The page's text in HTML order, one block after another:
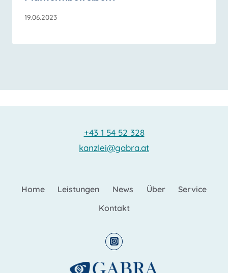
19.06.2023
+43 1 54 52 328
kanzlei@gabra.at
Home Leistungen News Über
Service
Kontakt